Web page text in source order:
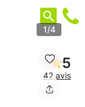
1/4
5
42 avis